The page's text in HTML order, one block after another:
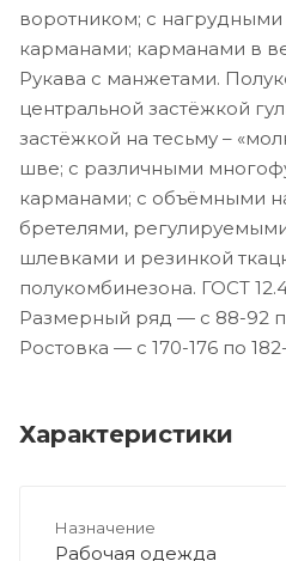
воротником; с
карманами; карманами в
Рукава с манжетами.
центральной застёжкой
застёжкой на тесьму –
шве; с различными
карманами; с объёмными
бретелями,
шлевками и резинкой
полукомбинезона. ГОСТ
Размерный ряд — с 88-92
Ростовка — с 170-176 по
Характеристики
Назначение
Рабочая одежда